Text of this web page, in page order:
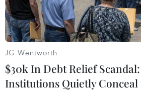
JG Wentworth
$30k In Debt Relief
Institutions Quietly Conceal